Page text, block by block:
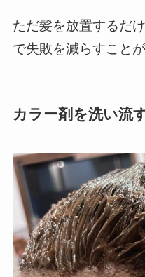
ただ髪を放置するだ
で失敗を減らすことが
カラー剤を洗い流